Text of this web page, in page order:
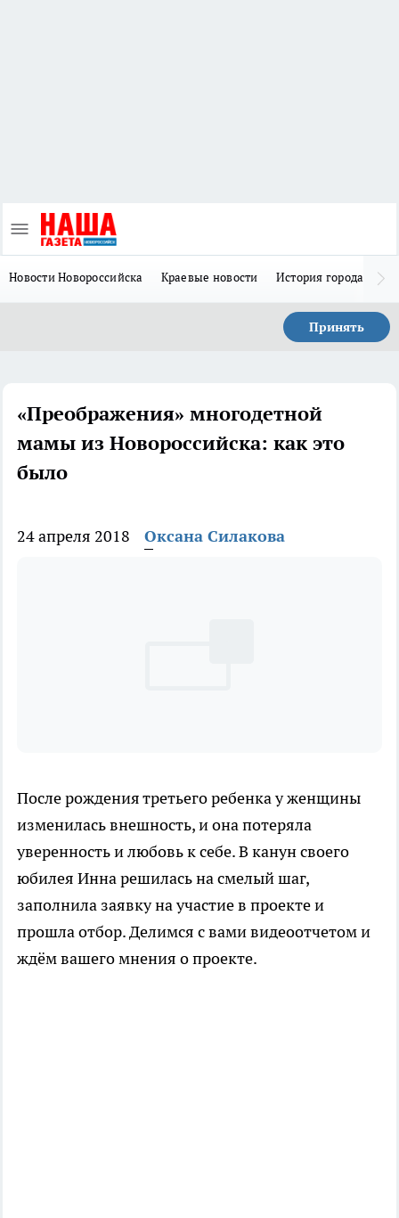
Новости Новороссийска Краевые новости История города Н
Принять
«Преображения» многодетной
мамы из Новороссийска: как это
было
24 апреля 2018 Оксана Силакова
После рождения третьего ребенка у женщины
изменилась внешность, и она потеряла
уверенность и любовь к себе. В канун своего
юбилея Инна решилась на смелый шаг,
заполнила заявку на участие в проекте и
прошла отбор. Делимся с вами видеоотчетом и
ждём вашего мнения о проекте.